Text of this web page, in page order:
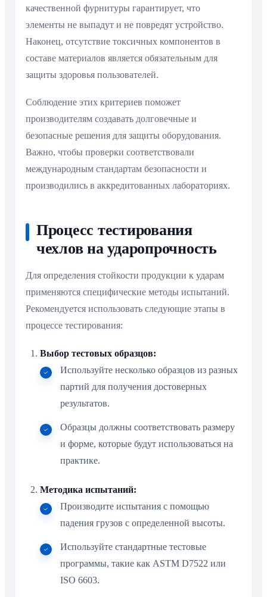
качественной фурнитуры гарантирует, что
элементы не выпадут и не повредят устройство.
Наконец, отсутствие токсичных компонентов в
составе материалов является обязательным для
защиты здоровья пользователей.
Соблюдение этих критериев поможет
производителям создавать долговечные и
безопасные решения для защиты оборудования.
Важно, чтобы проверки соответствовали
международным стандартам безопасности и
производились в аккредитованных лабораториях.
Процесс тестирования
чехлов на ударопрочность
Для определения стойкости продукции к ударам
применяются специфические методы испытаний.
Рекомендуется использовать следующие этапы в
процессе тестирования:
Выбор тестовых образцов:
Используйте несколько образцов из разных
партий для получения достоверных
результатов.
Образцы должны соответствовать размеру
и форме, которые будут использоваться на
практике.
Методика испытаний:
Производите испытания с помощью
падения грузов с определенной высоты.
Используйте стандартные тестовые
программы, такие как ASTM D7522 или
ISO 6603.